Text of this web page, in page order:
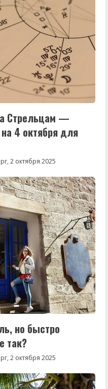
Стрельцам —
4 октября для
2 октября 2025
но быстро
так?
2 октября 2025